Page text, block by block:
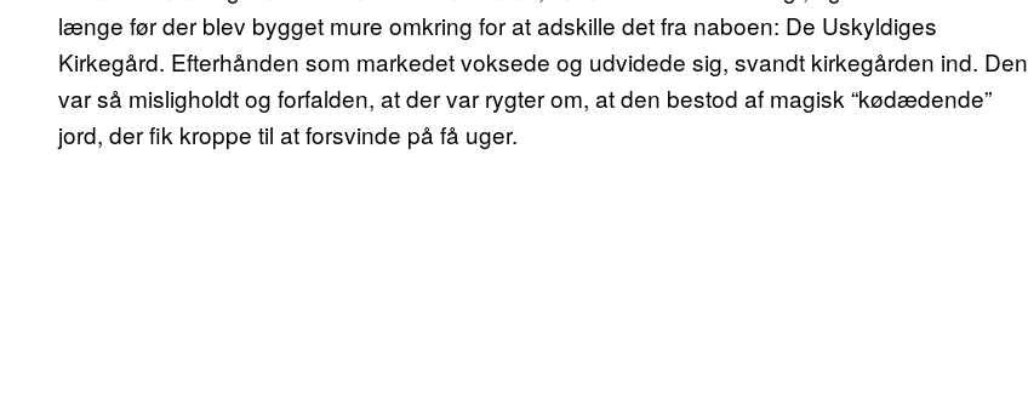
længe før der blev bygget mure omkring for at adskille det fra naboen: De Uskyldiges
Kirkegård. Efterhånden som markedet voksede og udvidede sig, svandt kirkegården ind. Den
var så misligholdt og forfalden, at der var rygter om, at den bestod af magisk “kødædende”
jord, der fik kroppe til at forsvinde på få uger.